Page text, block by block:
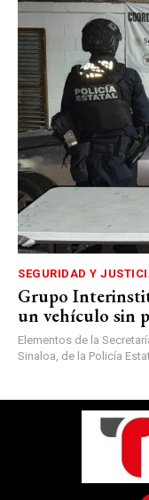
SEGURIDAD Y
Grupo
un vehículo sin
Elementos de la
Sinaloa, de la Policía